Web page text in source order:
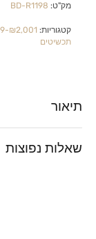
מק"ט: BD-R1198
קטגוריות: ₪2,001-₪4,999
תכשיטים
תיאור
שאלות נפוצות